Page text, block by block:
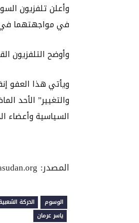
وأعلن تلفزيون
في مواجهتهما في
وأوضح التلفزيون
ويأتي هذا العفو
والتغيير” الأحد
السياسية وأعضاء
المصدر: https://www.dabangasudan.org
الوسوم الحركة
ياسر عرمان